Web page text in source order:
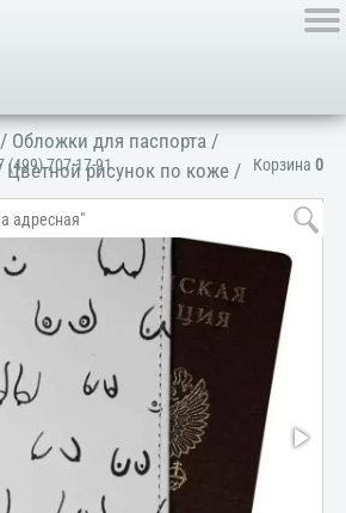
Корзина 0
(499) 707-17-91
/ Обложки для паспорта /
Цветной рисунок по коже /